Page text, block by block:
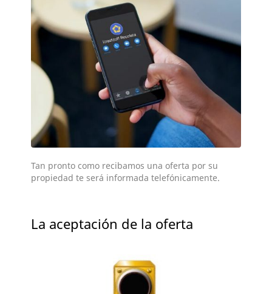
Tan pronto como recibamos una oferta por su
propiedad te será informada telefónicamente.
La aceptación de la oferta